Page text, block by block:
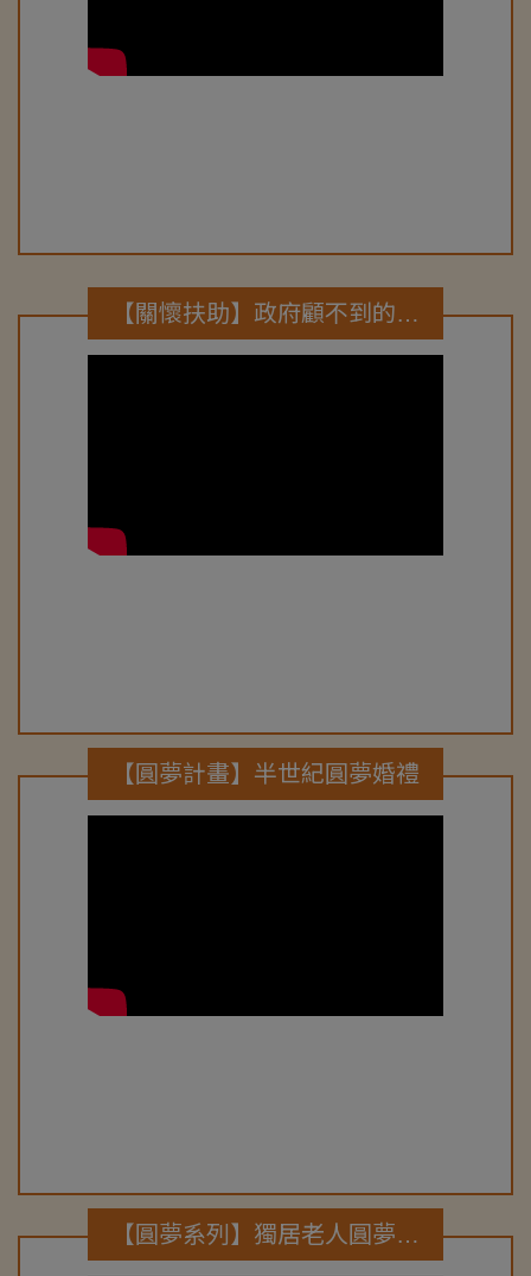
【關懷扶助】政府顧不到的弱勢族群 協會伸援手(民視-在地真台灣節目報導)
【圓夢計畫】半世紀圓夢婚禮
【圓夢系列】獨居老人圓夢計畫